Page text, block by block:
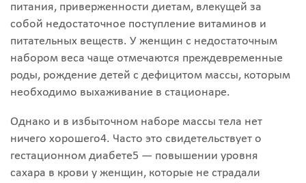
питания, приверженности диетам, влекущей за
собой недостаточное поступление витаминов и
питательных веществ. У женщин с недостаточным
набором веса чаще отмечаются преждевременные
роды, рождение детей с дефицитом массы, которым
необходимо выхаживание в стационаре.
Однако и в избыточном наборе массы тела нет
ничего хорошего4. Часто это свидетельствует о
гестационном диабете5 — повышении уровня
сахара в крови у женщин, которые не страдали